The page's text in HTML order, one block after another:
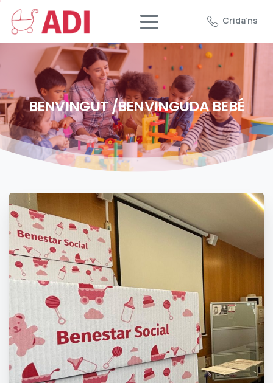
Crida'ns
BENVINGUT/BENVINGUDABEBÉ